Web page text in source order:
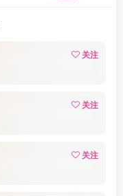
关注
关注
关注